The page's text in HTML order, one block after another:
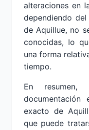
alteraciones en
dependiendo
de Aquillue, no
conocidas, lo
una forma
tiempo.
En
documentación
exacto de
que puede